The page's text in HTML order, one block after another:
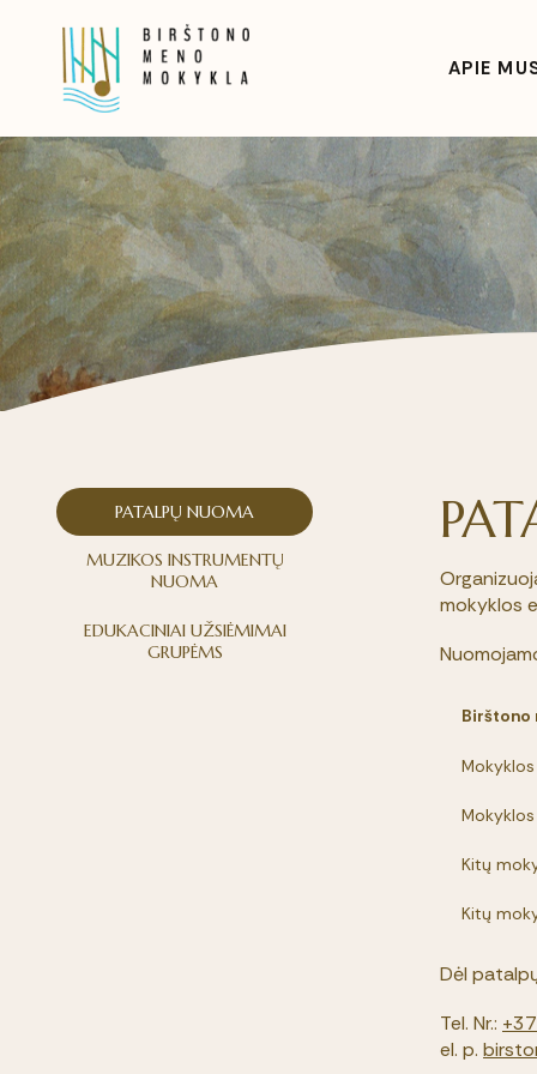
APIE
PATALPŲ NUOMA
MUZIKOS INSTRUMENTŲ
NUOMA
EDUKACINIAI UŽSIĖMIMAI
GRUPĖMS
mokyklos
Birštono
Kitų
Kitų
Dėl
Tel. Nr.:
el. p.